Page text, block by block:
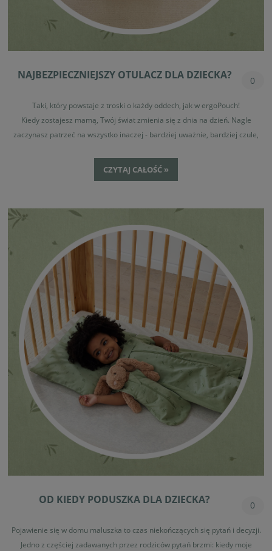
NAJBEZPIECZNIEJSZY OTULACZ DLA DZIECKA? 0
Taki, który powstaje z troski o każdy oddech, jak w ergoPouch!
Kiedy zostajesz mamą, Twój świat zmienia się z dnia na dzień. Nagle
zaczynasz patrzeć na wszystko inaczej - bardziej uważnie, bardziej czule,
dotyczące snu dziecka? One potrafią spędzać sen z powiek. Jako mama
towarzyszy uczucie: „Czy ja na pewno zrobiłam wszystko, żeby było
bezpiecznie?”. My, mamy, znamy je wszystkie. Ten cichy głos w sercu, który
przypomina, że bezpieczeństwo nie jest dodatkiem. Ono
najważniejsze .
CZYTAJ CAŁOŚĆ »
OD KIEDY PODUSZKA DLA DZIECKA? 0
Pojawienie się w domu maluszka to czas niekończących się pytań i decyzji.
Jedno z częściej zadawanych przez rodziców pytań brzmi: kiedy moje